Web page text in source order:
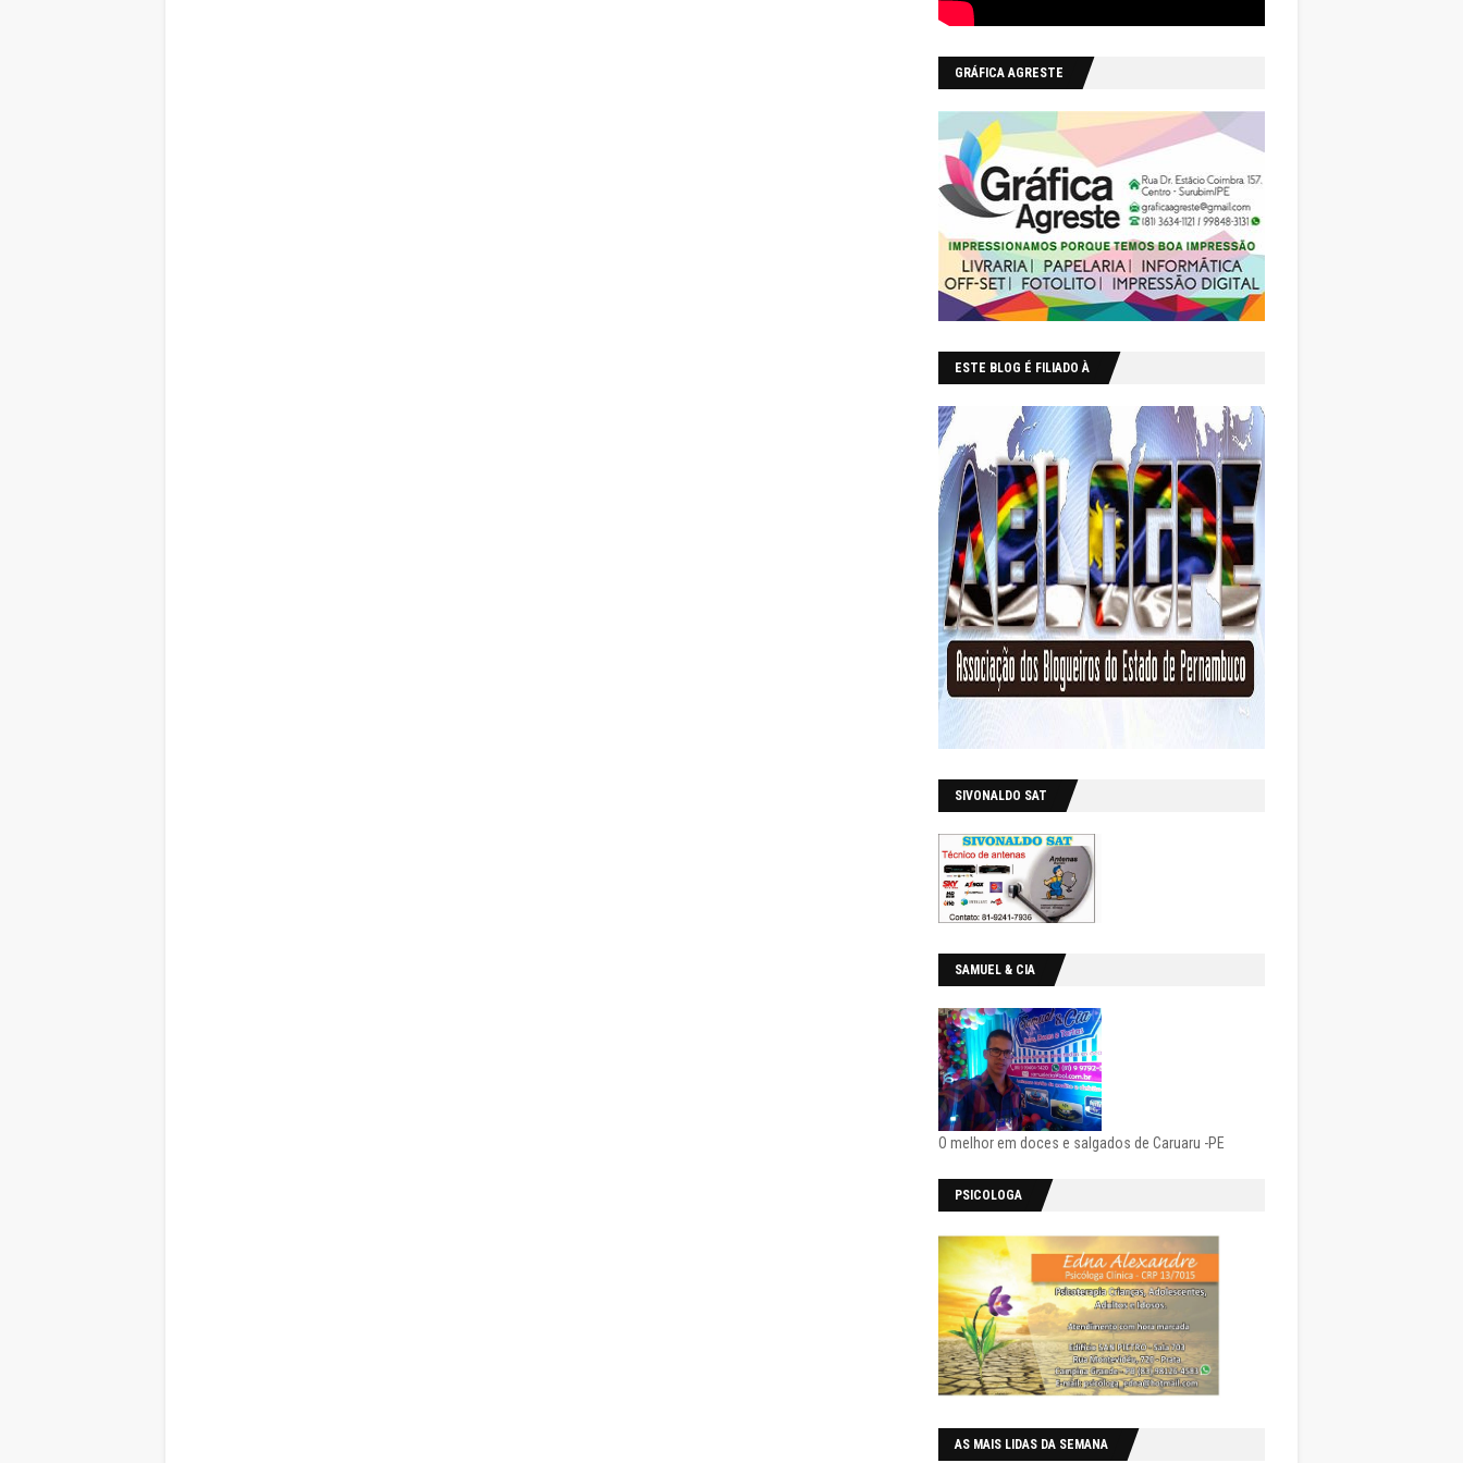
GRÁFICA AGRESTE
ESTE BLOG É FILIADO À
SIVONALDO SAT
SAMUEL & CIA
O melhor em doces e salgados de Caruaru -PE
PSICOLOGA
AS MAIS LIDAS DA SEMANA